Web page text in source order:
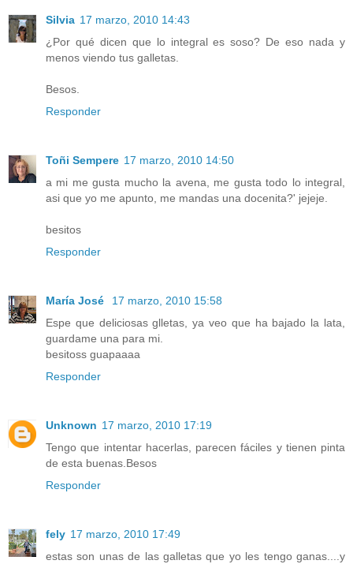
Silvia 17 marzo, 2010 14:43
¿Por qué dicen que lo integral es soso? De eso nada y
menos viendo tus galletas.
Besos.
Responder
Toñi Sempere 17 marzo, 2010 14:50
a mi me gusta mucho la avena, me gusta todo lo integral,
asi que yo me apunto, me mandas una docenita?' jejeje.
besitos
Responder
María José
17 marzo, 2010 15:58
Espe que deliciosas glletas, ya veo que ha bajado la lata,
guardame una para mi.
besitoss guapaaaa
Responder
Unknown 17 marzo, 2010 17:19
Tengo que intentar hacerlas, parecen fáciles y tienen pinta
de esta buenas.Besos
Responder
fely 17 marzo, 2010 17:49
estas son unas de las galletas que yo les tengo ganas....y